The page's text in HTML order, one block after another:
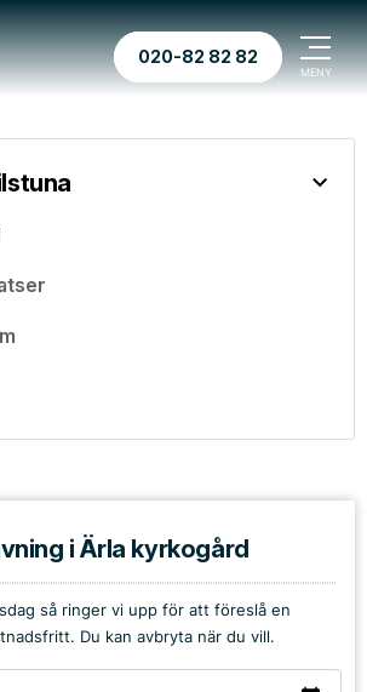
020-82 82 82
i Ärla kyrkogård
så ringer vi upp för att föreslå en
Du kan avbryta när du vill.